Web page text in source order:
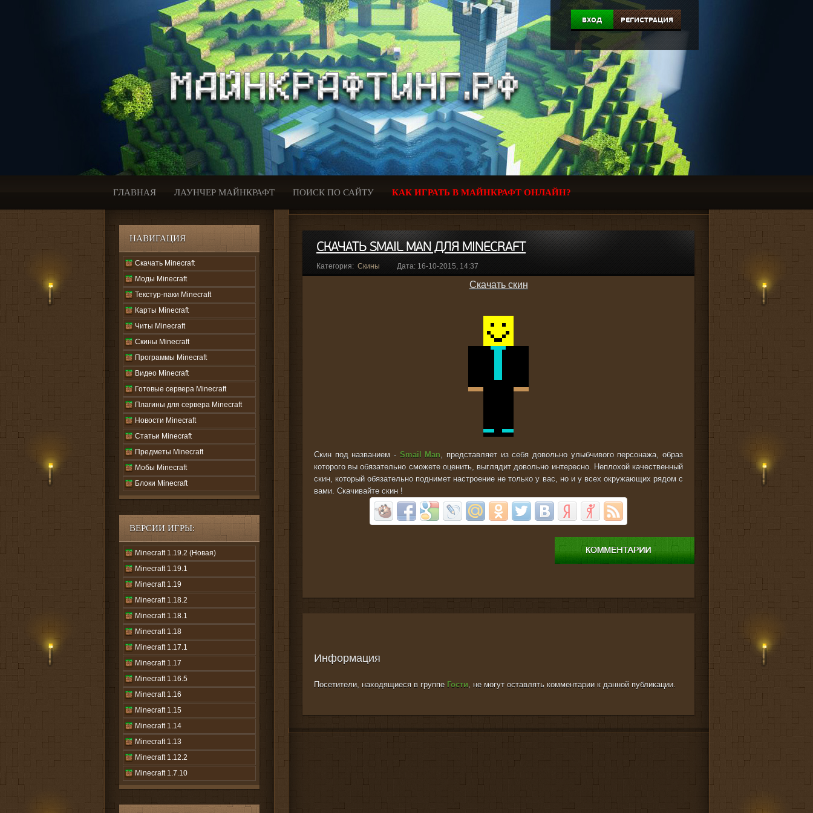
ВХОД РЕГИСТРАЦИЯ
ГЛАВНАЯ ЛАУНЧЕР МАЙНКРАФТ ПОИСК ПО САЙТУ КАК ИГРАТЬ В МАЙНКРАФТ ОНЛАЙН?
НАВИГАЦИЯ
Скачать Minecraft
Моды Minecraft
Текстур-паки Minecraft
Карты Minecraft
Читы Minecraft
Скины Minecraft
Программы Minecraft
Видео Minecraft
Готовые сервера Minecraft
Плагины для сервера Minecraft
Новости Minecraft
Статьи Minecraft
Предметы Minecraft
Мобы Minecraft
Блоки Minecraft
ВЕРСИИ ИГРЫ:
Minecraft 1.19.2 (Новая)
Minecraft 1.19.1
Minecraft 1.19
Minecraft 1.18.2
Minecraft 1.18.1
Minecraft 1.18
Minecraft 1.17.1
Minecraft 1.17
Minecraft 1.16.5
Minecraft 1.16
Minecraft 1.15
Minecraft 1.14
Minecraft 1.13
Minecraft 1.12.2
Minecraft 1.7.10
СКАЧАТЬ SMAIL MAN ДЛЯ MINECRAFT
Категория: Скины Дата: 16-10-2015, 14:37
Скачать скин
Скин под названием - Smail Man, представляет из себя довольно улыбчивого персонажа, образ
которого вы обязательно сможете оценить, выглядит довольно интересно. Неплохой качественный
скин, который обязательно поднимет настроение не только у вас, но и у всех окружающих рядом с
вами. Скачивайте скин !
Информация
Посетители, находящиеся в группе Гости, не могут оставлять комментарии к данной публикации.